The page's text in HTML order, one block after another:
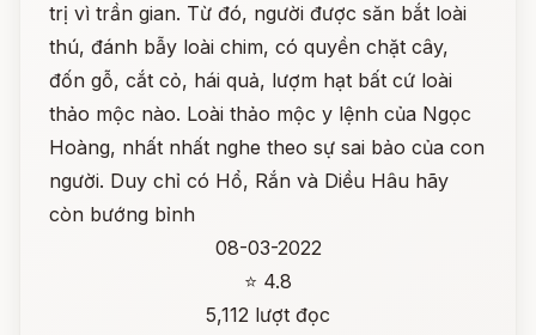
trị vì trần gian. Từ đó, người được săn bắt loài
thú, đánh bẫy loài chim, có quyền chặt cây,
đốn gỗ, cắt cỏ, hái quả, lượm hạt bất cứ loài
thảo mộc nào. Loài thảo mộc y lệnh của Ngọc
Hoàng, nhất nhất nghe theo sự sai bảo của con
người. Duy chỉ có Hổ, Rắn và Diều Hâu hãy
còn bướng bỉnh
08-03-2022
⭐ 4.8
5,112 lượt đọc